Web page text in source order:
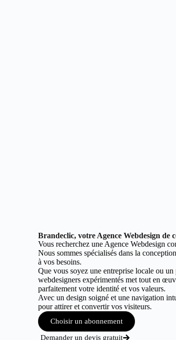
Brandeclic, votre Agence Webdesign de
Vous recherchez une Agence Webdesign
Nous sommes spécialisés dans la
à vos besoins.
Que vous soyez une entreprise locale ou
webdesigners expérimentés met tout en
parfaitement votre identité et vos valeurs.
Avec un design soigné et une navigation
pour attirer et convertir vos visiteurs.
Choisir un abonnement
Demander un devis gratuit